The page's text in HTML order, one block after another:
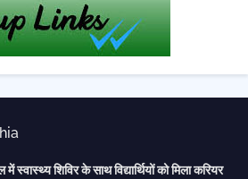
स्वास्थ्य शिविर के साथ विद्यार्थियों को मिला करियर